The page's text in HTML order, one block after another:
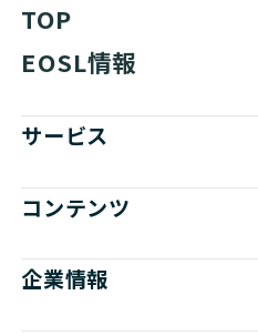
TOP
EOSL情報
サービス
コンテンツ
企業情報